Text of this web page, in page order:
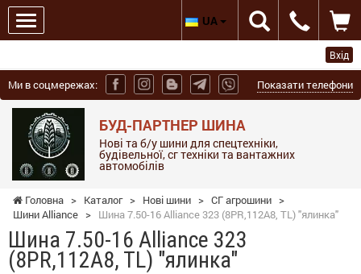
Вхід
Ми в соцмережах: Показати телефони
БУД-ПАРТНЕР ШИНА
Нові та б/у шини для спецтехніки,
будівельної, сг техніки та вантажних
автомобілів
UA
Головна > Каталог > Нові шини > СГ агрошини >
Шини Alliance > Шина 7.50-16 Alliance 323 (8PR,112A8, TL) "ялинка"
Шина 7.50-16 Alliance 323
(8PR,112A8, TL) "ялинка"